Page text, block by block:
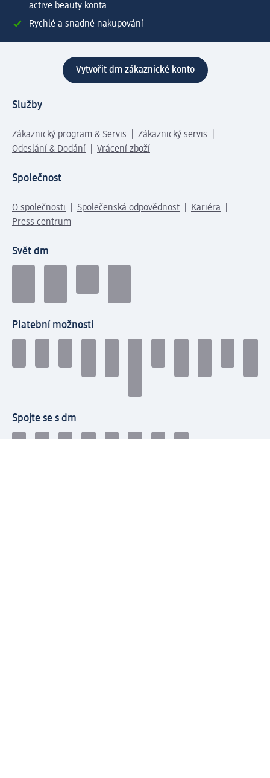
active beauty konta
Rychlé a snadné nakupování
Vytvořit dm zákaznické konto
Služby
Zákaznický program & Servis
Zákaznický servis
Odeslání & Dodání
Vrácení zboží
Společnost
O společnosti Společenská odpovědnost
Kariéra
Press centrum
Svět dm
Platební možnosti
Spojte se s dm